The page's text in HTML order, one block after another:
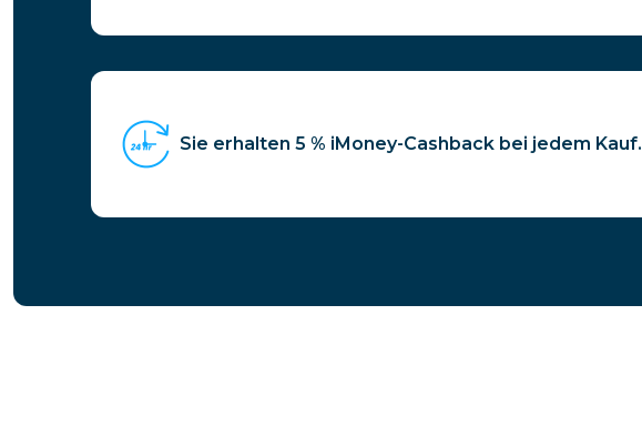
Sie erhalten 5 % iMoney-Cashback bei jedem Kauf.